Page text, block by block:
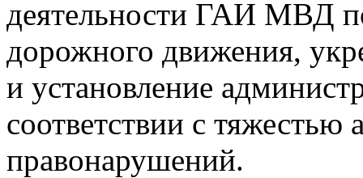
деятельности ГАИ МВД
дорожного движения,
и установление
соответствии с
правонарушений.